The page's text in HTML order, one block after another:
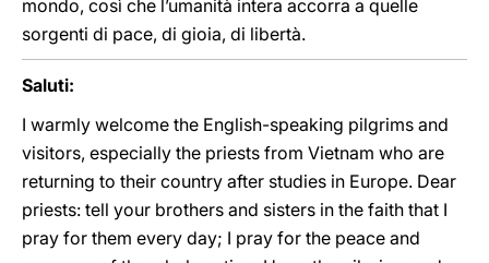
mondo, così che l’umanità intera accorra a quelle
sorgenti di pace, di gioia, di libertà.
Saluti:
I warmly welcome the English-speaking pilgrims and
visitors, especially the priests from Vietnam who are
returning to their country after studies in Europe. Dear
priests: tell your brothers and sisters in the faith that I
pray for them every day; I pray for the peace and